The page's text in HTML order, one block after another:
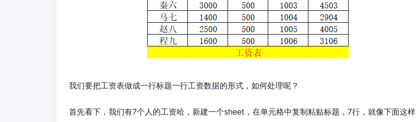
我们要把工资表做成一行标题一行工资数据的形式，如何处理呢？
首先看下，我们有7个人的工资哈，新建一个sheet，在单元格中复制粘贴标题，7行，就像下面这样